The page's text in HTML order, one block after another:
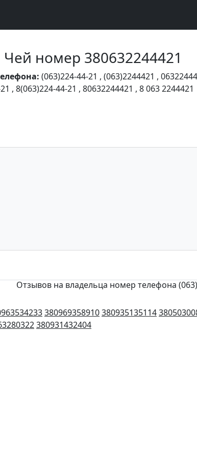
Чей номер 380632244421
(063)224-44-21 , (063)2244421 ,
, 8(063)224-44-21 , 80632244421 , 8 063 2244421
Отзывов на владельца номер телефона
380969358910380935135114
380931432404